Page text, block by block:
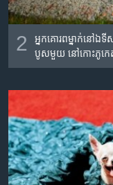
2
អ្នក​គោរព​ម្នាក់​នៅ​ឯ​
បូស​មួយ នៅ​កោះភូកេ